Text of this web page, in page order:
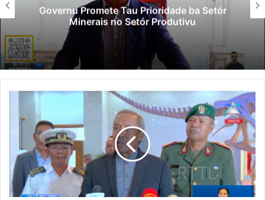
Governu Promete Tau Prioridade ba Setór
Minerais no Setór Produtivu